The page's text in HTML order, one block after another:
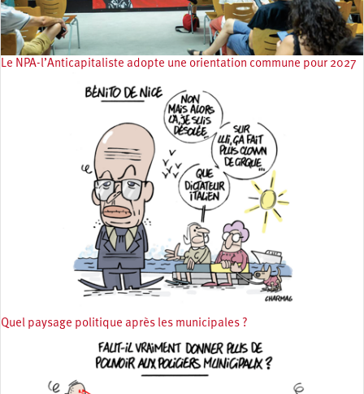
Le NPA-l’Anticapitaliste adopte une orientation commune pour 2027
Quel paysage politique après les municipales ?